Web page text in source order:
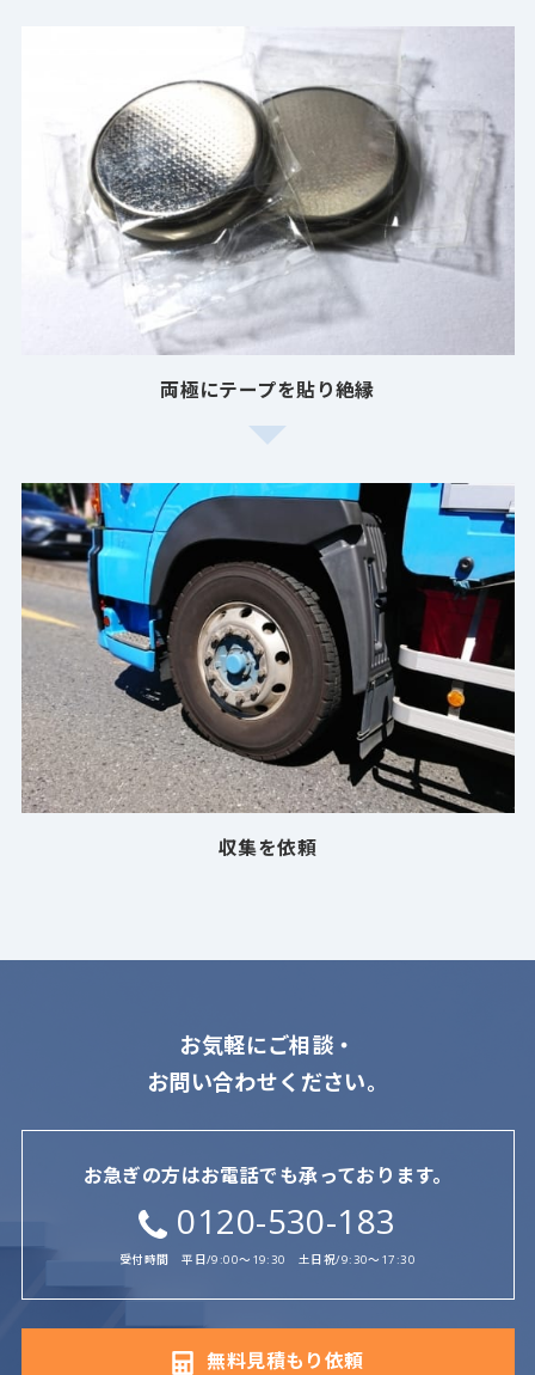
両極にテープを貼り絶縁
収集を依頼
お気軽にご相談・
お問い合わせください。
お急ぎの方はお電話でも承っております。
0120-530-183
受付時間 平日/9:00〜19:30 土日祝/9:30〜17:30
無料見積もり依頼